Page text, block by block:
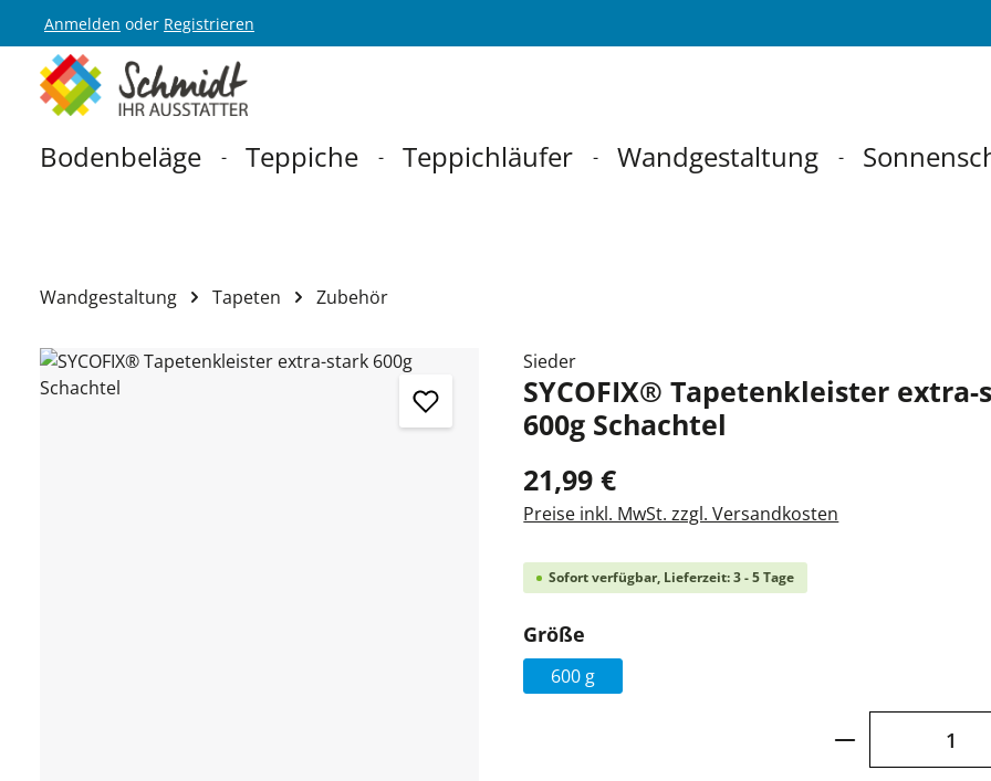
Hauptnavigation springen
Anmelden oder Registrieren
Bodenbeläge Teppiche Teppichläufer Wandgestaltung
Wandgestaltung Tapeten Zubehör
Bildergalerie überspringen Sieder
SYCOFIX® Tapetenkleister
600g Schachtel
21,99 €
Preise inkl. MwSt. zzgl. Versandkosten
Sofort verfügbar, Lieferzeit: 3 - 5 Tage
Größe
600 g
Produkt